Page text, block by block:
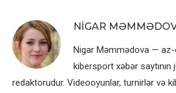
NIGAR
Nigar Məmmədova —
kibersport xəbər saytının
redaktorudur. Videooyunlar, turnirlər və